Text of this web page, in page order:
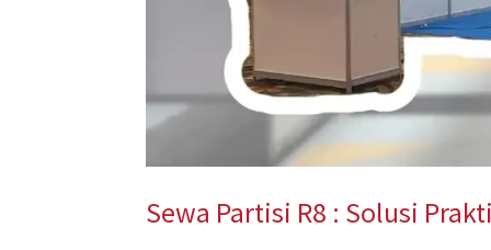
Sewa Partisi R8 : Solusi